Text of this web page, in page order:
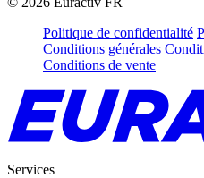
Politique de confidentialité
Conditions générales
Conditions de vente
Services